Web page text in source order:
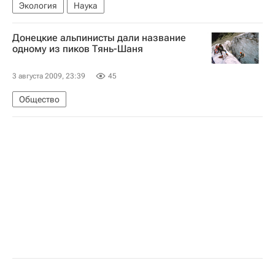
Экология Наука
Донецкие альпинисты дали название
одному из пиков Тянь-Шаня
3 августа 2009, 23:39 45
Общество